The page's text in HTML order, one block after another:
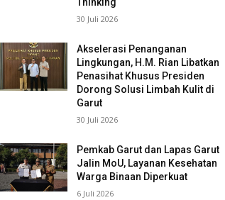
Thinking
30 Juli 2026
Akselerasi Penanganan
Lingkungan, H.M. Rian Libatkan
Penasihat Khusus Presiden
Dorong Solusi Limbah Kulit di
Garut
30 Juli 2026
Pemkab Garut dan Lapas Garut
Jalin MoU, Layanan Kesehatan
Warga Binaan Diperkuat
6 Juli 2026